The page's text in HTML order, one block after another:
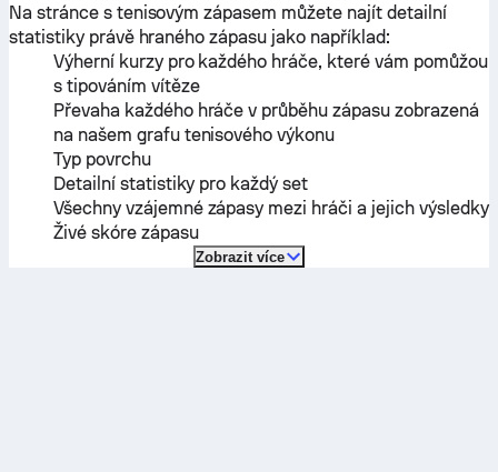
Na stránce s tenisovým zápasem můžete najít detailní
statistiky právě hraného zápasu jako například:
Výherní kurzy pro každého hráče, které vám pomůžou
s tipováním vítěze
Převaha každého hráče v průběhu zápasu zobrazená
na našem grafu tenisového výkonu
Typ povrchu
Detailní statistiky pro každý set
Všechny vzájemné zápasy mezi hráči a jejich výsledky
Živé skóre zápasu
Zobrazit více